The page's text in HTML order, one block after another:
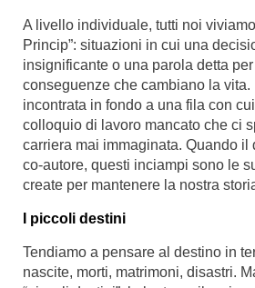
A livello individuale, tutti noi
Princip”: situazioni in cui una
insignificante o una parola detta
conseguenze che cambiano la vita.
incontrata in fondo a una fila con
colloquio di lavoro mancato che ci
carriera mai immaginata. Quando il
co-autore, questi inciampi sono le
create per mantenere la nostra
I piccoli destini
Tendiamo a pensare al destino in
nascite, morti, matrimoni, disastri.